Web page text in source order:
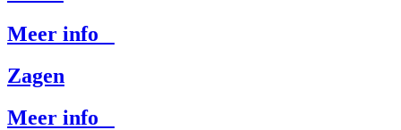
Meer info
Zagen
Meer info